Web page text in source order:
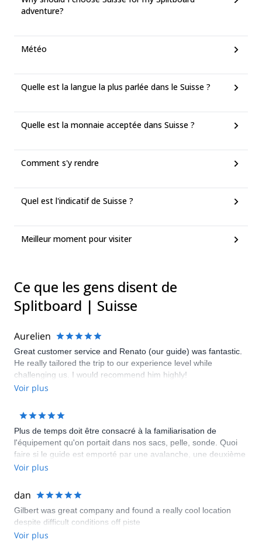
adventure?
Météo
Quelle est la langue la plus parlée dans le Suisse ?
Quelle est la monnaie acceptée dans Suisse ?
Comment s'y rendre
Quel est l'indicatif de Suisse ?
Meilleur moment pour visiter
Ce que les gens disent de
Splitboard | Suisse
Aurelien
Great customer service and Renato (our guide) was fantastic.
He really tailored the trip to our experience level while
challenging us. I would recommend him highly!
Voir plus
Plus de temps doit être consacré à la familiarisation de
l'équipement qu'on portait dans nos sacs, pelle, sonde. Quoi
faire si le guide est emporté par une avalanche, une deuxième
radio devrait être porté par un des clients, comment utiliser les
Voir plus
dan
Gilbert was great company and found a really cool location
despite difficult conditions off piste
Voir plus